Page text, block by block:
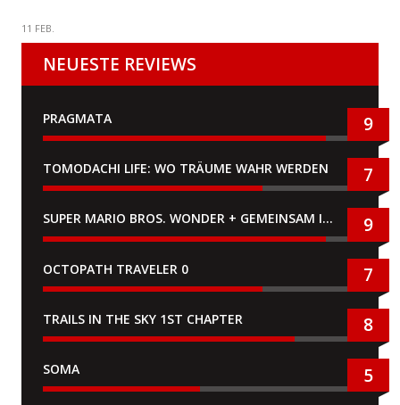
11 FEB.
NEUESTE REVIEWS
PRAGMATA 9
TOMODACHI LIFE: WO TRÄUME WAHR WERDEN 7
SUPER MARIO BROS. WONDER + GEMEINSAM IM BELLABEL-PARK 9
OCTOPATH TRAVELER 0 7
TRAILS IN THE SKY 1ST CHAPTER 8
SOMA 5